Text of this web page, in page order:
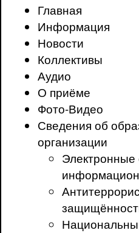
Главная
Информация
Новости
Коллективы
Аудио
О приёме
Фото-Видео
Сведения об
организации
Электронные